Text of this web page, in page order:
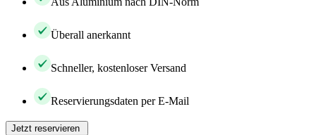
Überall anerkannt
Schneller, kostenloser Versand
Reservierungsdaten per E-Mail
Jetzt reservieren